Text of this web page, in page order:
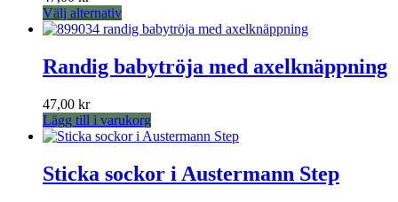
olika
alternativen
väljas
på
Välj alternativDen
här
har
flera
olika
alternativen
väljas
på
Randig babytröja med axelknäppning
47,00 kr
Lägg till i varukorg
Sticka sockor i Austermann Step